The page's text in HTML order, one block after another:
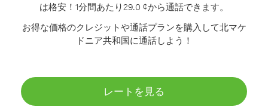
は格安！1分間あたり29.0 ¢から通話できます。
お得な価格のクレジットや通話プランを購入して北マケ
ドニア共和国に通話しよう！
レートを見る